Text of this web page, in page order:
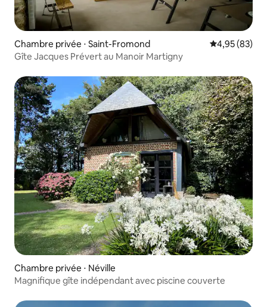
Chambre privée ⋅ Saint-Fromond Évaluation
4,95 (83)
Gîte Jacques Prévert au Manoir Martigny
Chambre privée ⋅ Néville
Magnifique gîte indépendant avec piscine couverte